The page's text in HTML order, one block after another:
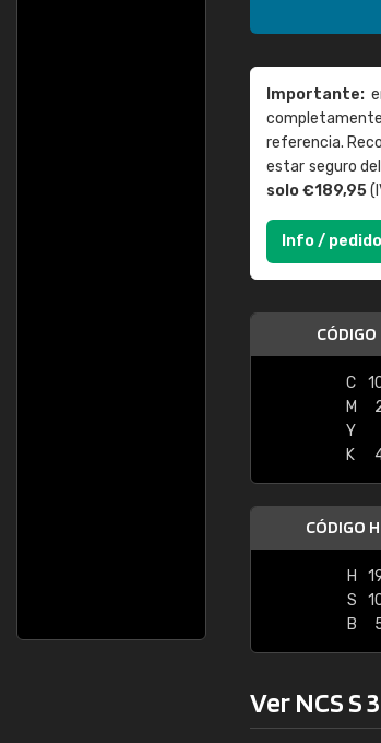
Importante:
referencia.
estar seguro
solo €189,95
Info / pedido
C
M
Y
K
CÓDIGO
H
S
B
Ver NCS S